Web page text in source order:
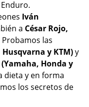
Iván
a César Rojo,
las
Husqvarna y KTM)y
Honda y
dieta y en forma
los secretos de